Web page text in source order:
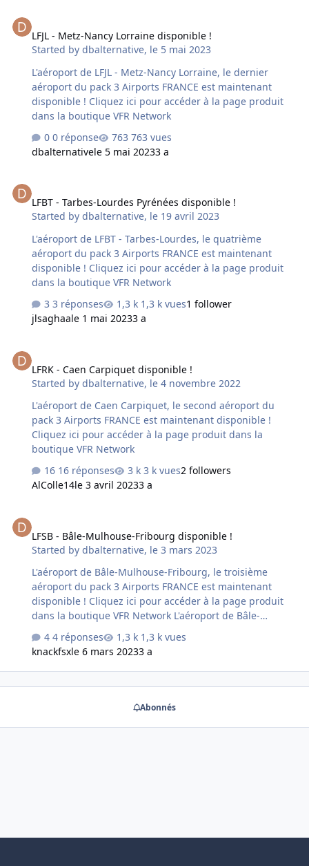
marquages en y intégrant les dernières modifications
connues - l'inclinaison de l'ensemble de la plateforme y
compris les tarmacs…
LFJL - Metz-Nancy Lorraine disponible !
Started bydbalternative, le 5 mai 2023
L'aéroport de LFJL - Metz-Nancy Lorraine, le dernier
aéroport du pack 3 Airports FRANCE est maintenant
disponible ! Cliquez ici pour accéder à la page produit
dans la boutique VFR Network
0 réponse
763 vues
dbalternativele 5 mai 20233 a
LFBT - Tarbes-Lourdes Pyrénées disponible !
Started bydbalternative, le 19 avril 2023
L'aéroport de LFBT - Tarbes-Lourdes, le quatrième
aéroport du pack 3 Airports FRANCE est maintenant
disponible ! Cliquez ici pour accéder à la page produit
dans la boutique VFR Network
3 réponses
1,3 k vues1 follower
jlsaghaale 1 mai 20233 a
LFRK - Caen Carpiquet disponible !
Started bydbalternative, le 4 novembre 2022
L'aéroport de Caen Carpiquet, le second aéroport du
pack 3 Airports FRANCE est maintenant disponible !
Cliquez ici pour accéder à la page produit dans la
boutique VFR Network
16 réponses
3 k vues2 followers
AlColle14le 3 avril 20233 a
LFSB - Bâle-Mulhouse-Fribourg disponible !
Started bydbalternative, le 3 mars 2023
L'aéroport de Bâle-Mulhouse-Fribourg, le troisième
aéroport du pack 3 Airports FRANCE est maintenant
disponible ! Cliquez ici pour accéder à la page produit
dans la boutique VFR Network L'aéroport de Bâle-
Mulhouse-Fribourg ou EuroAirport est un aéroport
international franco-Suisse situé sur les communes de
Saint Louis, Hésingue et Blotzheim dans le département
du Haut-Rhin dans le Grand-Est. LFSB - Bâle-Mulhouse
est un add-on pour Microsoft® Flight Simulator® qui
modélise l'aéroport de Bâle-Mulhouse de manière
l'aéroport, les textures et marquages au sol ainsi qu'un
4 réponses
1,3 k vues
knackfsxle 6 mars 20233 a
Abonnés